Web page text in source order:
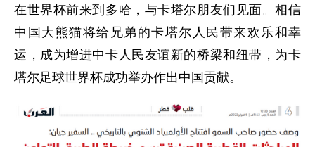
在世界杯前来到多哈，与卡塔尔朋友们见面。相信
中国大熊猫将给兄弟的卡塔尔人民带来欢乐和幸
运，成为增进中卡人民友谊新的桥梁和纽带，为卡
塔尔足球世界杯成功举办作出中国贡献。